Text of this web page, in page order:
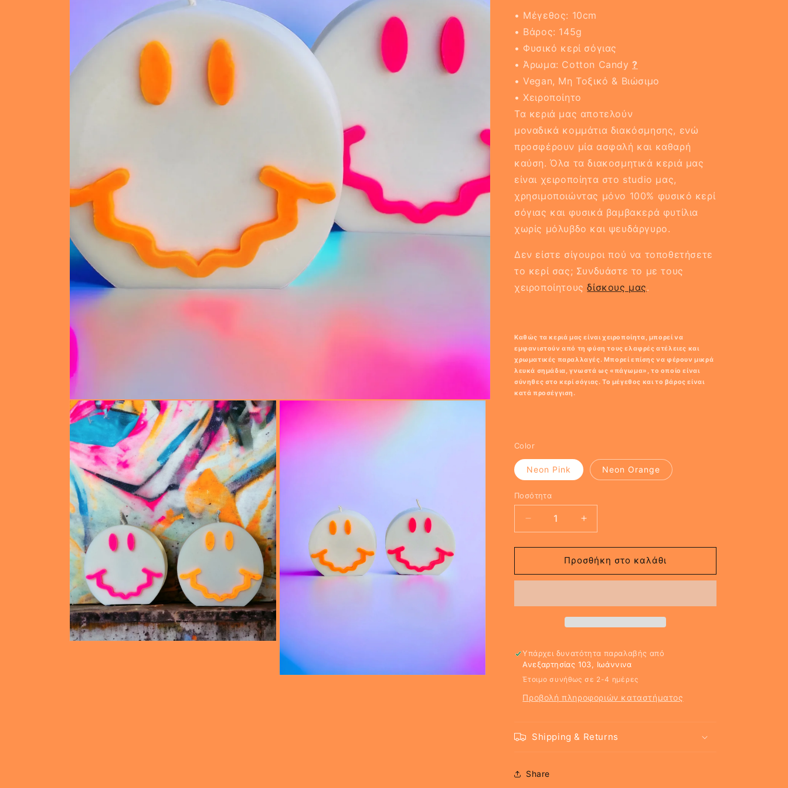
• Μέγεθος: 10cm
• Βάρος: 145g
• Φυσικό κερί σόγιας
• Άρωμα: Cotton Candy?
• Vegan, Μη Τοξικό & Βιώσιμο
• Χειροποίητο
Τα κεριά μας αποτελούν
μοναδικά κομμάτια διακόσμησης, ενώ
προσφέρουν μία ασφαλή και καθαρή
καύση. Όλα τα διακοσμητικά κεριά μας
είναι χειροποίητα στο studio μας,
χρησιμοποιώντας μόνο 100% φυσικό κερί
σόγιας και φυσικά βαμβακερά φυτίλια
χωρίς μόλυβδο και ψευδάργυρο.
Δεν είστε σίγουροι πού να τοποθετήσετε
το κερί σας; Συνδυάστε το με τους
χειροποίητουςδίσκους μας.
Καθώς τα κεριά μας είναι χειροποίητα, μπορεί να
εμφανιστούν από τη φύση τους ελαφρές ατέλειες και
χρωματικές παραλλαγές. Μπορεί επίσης να φέρουν μικρά
λευκά σημάδια, γνωστά ως «πάγωμα», το οποίο είναι
σύνηθες στο κερί σόγιας. Το μέγεθος και το βάρος είναι
κατά προσέγγιση.
Color
Neon Pink Neon Orange
Ποσότητα
Μείωση
ποσότητας
για
Αύξηση
ποσότητας
για
LOCO
Προσθήκη στο καλάθι
Υπάρχει δυνατότητα παραλαβής από
Ανεξαρτησίας 103, Ιωάννινα
Έτοιμο συνήθως σε 2-4 ημέρες
Προβολή πληροφοριών καταστήματος
Shipping & Returns
Share